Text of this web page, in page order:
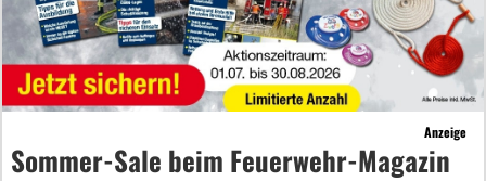
Anzeige
Sommer-Sale beim Feuerwehr-Magazin